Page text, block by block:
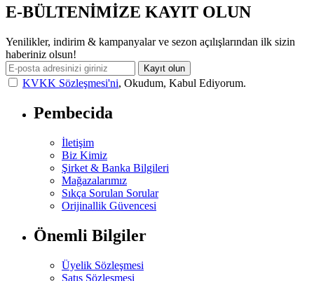
E-BÜLTENİMİZE KAYIT OLUN
Yenilikler, indirim & kampanyalar ve sezon açılışlarından ilk sizin
haberiniz olsun!
Kayıt olun
KVKK Sözleşmesi'ni, Okudum, Kabul Ediyorum.
Pembecida
İletişim
Biz Kimiz
Şirket & Banka Bilgileri
Mağazalarımız
Sıkça Sorulan Sorular
Orijinallik Güvencesi
Önemli Bilgiler
Üyelik Sözleşmesi
Satış Sözleşmesi